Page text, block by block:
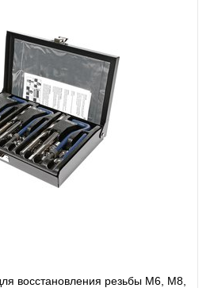
восстановления резьбы М6, М8,